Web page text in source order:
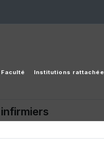
368
Faculté Institutions